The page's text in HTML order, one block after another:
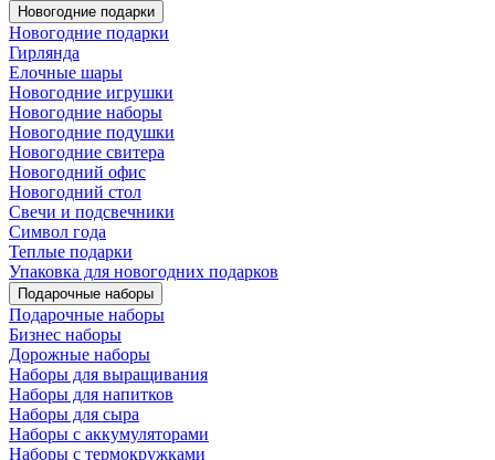
Новогодние подарки
Новогодние подарки
Гирлянда
Елочные шары
Новогодние игрушки
Новогодние наборы
Новогодние подушки
Новогодние свитера
Новогодний офис
Новогодний стол
Свечи и подсвечники
Символ года
Теплые подарки
Упаковка для новогодних подарков
Подарочные наборы
Подарочные наборы
Бизнес наборы
Дорожные наборы
Наборы для выращивания
Наборы для напитков
Наборы для сыра
Наборы с аккумуляторами
Наборы с термокружками